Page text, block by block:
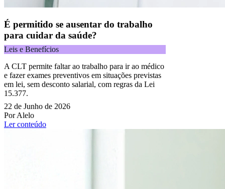
É permitido se ausentar do trabalho
para cuidar da saúde?
Leis e Benefícios
A CLT permite faltar ao trabalho para ir ao médico
e fazer exames preventivos em situações previstas
em lei, sem desconto salarial, com regras da Lei
15.377.
22 de Junho de 2026
Por Alelo
Ler conteúdo